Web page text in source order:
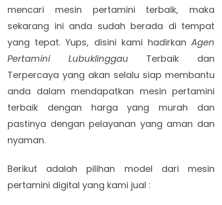
mencari mesin pertamini terbaik, maka
sekarang ini anda sudah berada di tempat
yang tepat. Yups, disini kami hadirkan Agen
Pertamini Lubuklinggau Terbaik dan
Terpercaya yang akan selalu siap membantu
anda dalam mendapatkan mesin pertamini
terbaik dengan harga yang murah dan
pastinya dengan pelayanan yang aman dan
nyaman.
Berikut adalah pilihan model dari mesin
pertamini digital yang kami jual :